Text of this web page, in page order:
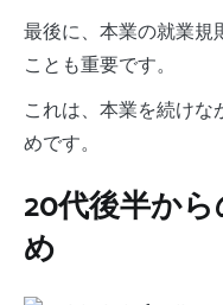
最後に、本業の就業規
ことも重要です。
これは、本業を続けな
めです。
20代後半か
め